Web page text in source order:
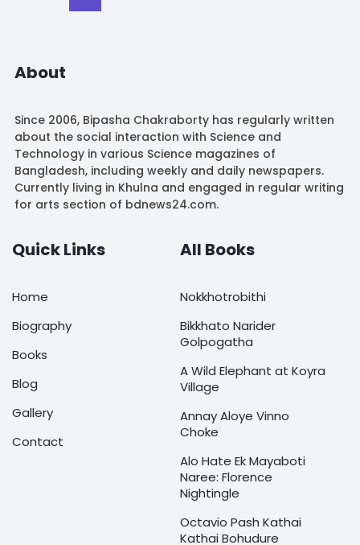
About
Since 2006, Bipasha Chakraborty has regularly written
about the social interaction with Science and
Technology in various Science magazines of
Bangladesh, including weekly and daily newspapers.
Currently living in Khulna and engaged in regular writing
for arts section of bdnews24.com.
Quick Links
Home
Biography
Books
Blog
Gallery
Contact
All Books
Nokkhotrobithi
Bikkhato Narider
Golpogatha
A Wild Elephant at Koyra
Village
Annay Aloye Vinno
Choke
Alo Hate Ek Mayaboti
Naree: Florence
Nightingle
Octavio Pash Kathai
Kathai Bohudure